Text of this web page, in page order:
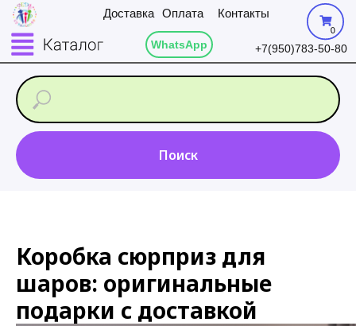
Оплата
Доставка Контакты
+7(950)783-50-80
WhatsApp
0
Поиск
Коробка сюрприз для
шаров: оригинальные
подарки с доставкой